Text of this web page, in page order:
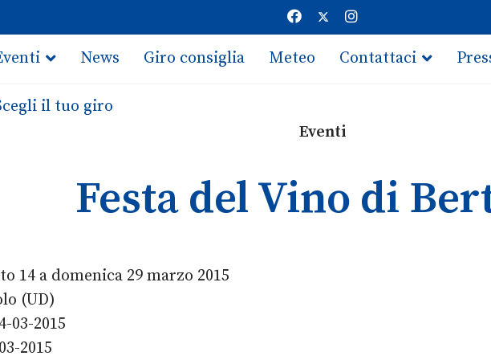
News Giro consiglia Meteo Contattaci
il tuo giro
Eventi
Festa del Vino di
14 a domenica 29 marzo 2015
(UD)
03-2015
2015